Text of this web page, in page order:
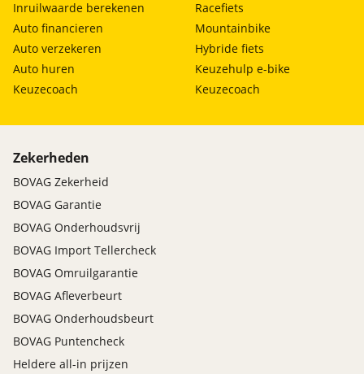
Inruilwaarde berekenen
Auto financieren
Auto verzekeren
Auto huren
Keuzecoach
Racefiets
Mountainbike
Hybride fiets
Keuzehulp e-bike
Keuzecoach
Zekerheden
BOVAG Zekerheid
BOVAG Garantie
BOVAG Onderhoudsvrij
BOVAG Import Tellercheck
BOVAG Omruilgarantie
BOVAG Afleverbeurt
BOVAG Onderhoudsbeurt
BOVAG Puntencheck
Heldere all-in prijzen